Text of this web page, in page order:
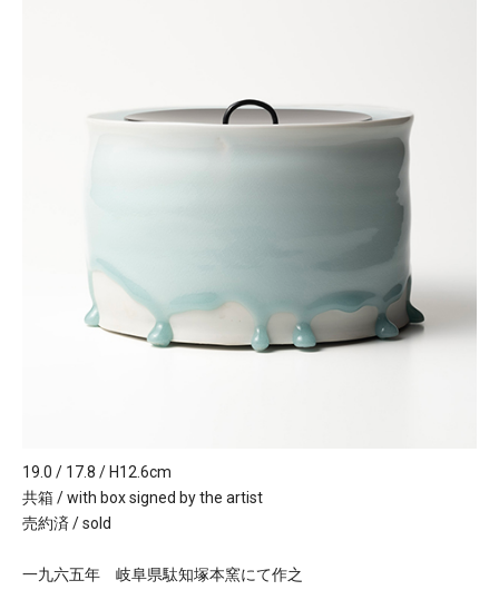
19.0 / 17.8 / H12.6cm
共箱 / with box signed by the artist
売約済 / sold
一九六五年 岐阜県駄知塚本窯にて作之